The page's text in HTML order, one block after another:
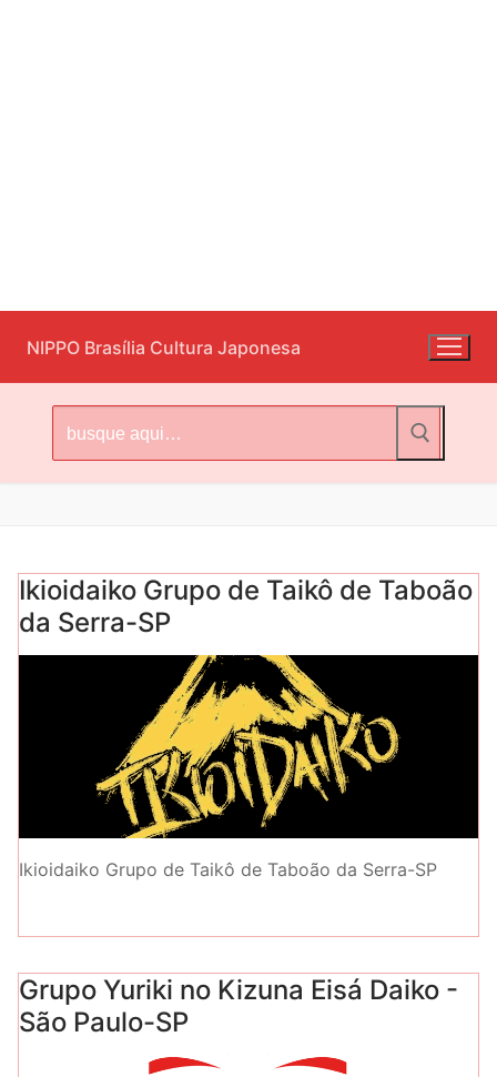
para
o
conteúdo
NIPPO Brasília Cultura Japonesa
por:
Ikioidaiko Grupo de Taikô de Taboão
da Serra-SP
Ikioidaiko Grupo de Taikô de Taboão da Serra-SP
Grupo Yuriki no Kizuna Eisá Daiko -
São Paulo-SP